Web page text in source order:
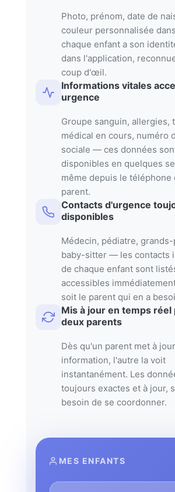
Photo, prénom, date de
couleur personnalisée
chaque enfant a son
dans l'application,
coup d'œil.
Informations vitales
urgence
Groupe sanguin, allergies,
médical en cours, numéro
sociale — ces données
disponibles en quelques
même depuis le téléphone
parent.
Contacts d'urgence
disponibles
Médecin, pédiatre,
baby-sitter — les contacts
de chaque enfant sont
accessibles
soit le parent qui en a
Mis à jour en temps réel
deux parents
Dès qu'un parent met à
information, l'autre la voit
instantanément. Les
toujours exactes et à jour,
besoin de se coordonner.
MES ENFANTS